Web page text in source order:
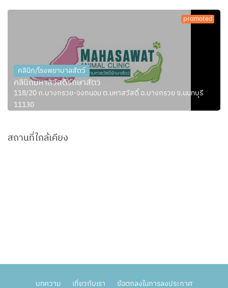
promoted
คลินิก/โรงพยาบาลสัตว์
คลินิกมหาสวัสดิ์รักษาสัตว์
118/20 ถ.บางกรวย-จงถนอม ต.มหาสวัสดิ์ อ.บางกรวย จ.นนทบุรี
11130
สถานที่ใกล้เคียง
บทความ เกี่ยวกับเรา ข้อตกลงในการลงประกาศ